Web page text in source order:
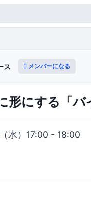
ス メンバーになる
形にする「バ
水）17:00 - 18:00